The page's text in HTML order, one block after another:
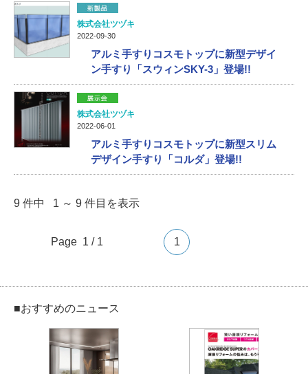
株式会社ツヅキ
2022-09-30
アルミ手すりコスモトップに新型デザイ
ン手すり「スウィンSKY-3」登場!!
株式会社ツヅキ
2022-06-01
アルミ手すりコスモトップに新型スリム
デザイン手すり「コルダ」登場!!
9 件中 1 ～ 9 件目を表示
Page 1 / 1 1
■おすすめのニュース